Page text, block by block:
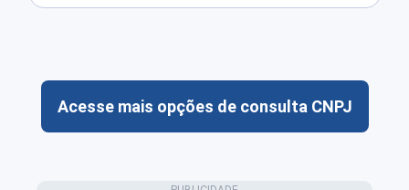
Acesse mais opções de consulta CNPJ